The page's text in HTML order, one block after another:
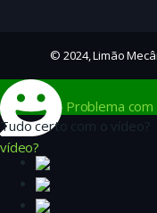
© 2024, Limão
Problema com
vídeo?
Tudo certo com o vídeo?